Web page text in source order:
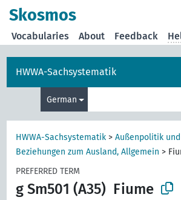
Skosmos
Vocabularies About Feedback
HWWA-Sachsystematik
German
HWWA-Sachsystematik >Außenpolitik
Beziehungen zum Ausland, Allgemein >
PREFERRED TERM
g Sm501 (A35) Fiume